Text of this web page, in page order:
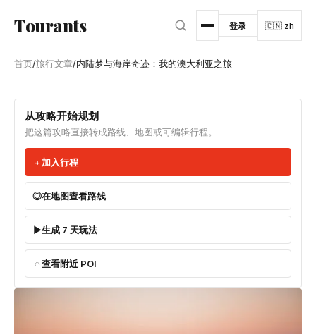
Tourants 登录 🇨🇳 zh
首页/旅行文章/内陆梦与海岸奇迹：我的澳大利亚之旅
从攻略开始规划
把这篇攻略直接转成路线、地图或可编辑行程。
加入行程
在地图查看路线
生成 7 天玩法
查看附近 POI